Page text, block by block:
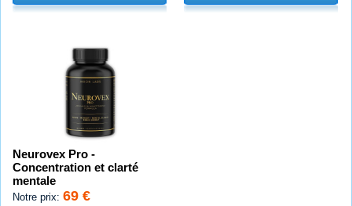
Neurovex Pro -
Concentration et clarté
mentale
Notre prix: 69 €